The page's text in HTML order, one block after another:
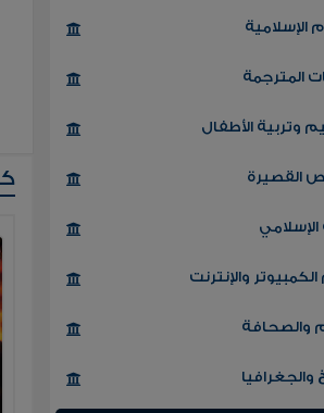
الإسلامية
المترجمة
وتربية الأطفال
القصيرة
الإسلامي
والإنترنت
والصحافة
والجغرافيا